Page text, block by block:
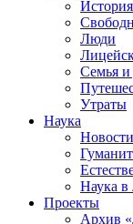
История
Люди
Семья и
Утраты
Наука
Наука в
Проекты
Архив